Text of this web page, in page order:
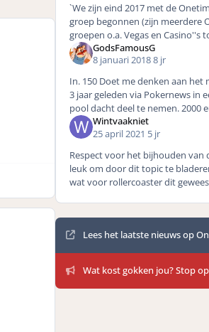
`We zijn eind 2017 met de
groep begonnen (zijn meerdere
groepen o.a. Vegas en Casino''s
:-)) In de crypto app groep zijn we begonnen met
200 man en
GodsFamousG
8 januari 20188 jr
In. 150 Doet me denken aan het moment dat ik
3 jaar geleden via Pokernews in
pool dacht deel te nemen. 2000
overgemaakt voor een Bitcoin-
week later teruggest
Wintvaakniet
25 april 2021 5 jr
Respect voor het bijhouden van
leuk om door dit topic te
wat voor rollercoaster dit geweest
Mededelingen
Lees het laatste nieuws op
Wat kost gokken jou? Stop